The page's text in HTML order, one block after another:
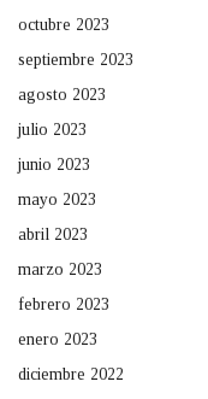
octubre 2023
septiembre 2023
agosto 2023
julio 2023
junio 2023
mayo 2023
abril 2023
marzo 2023
febrero 2023
enero 2023
diciembre 2022